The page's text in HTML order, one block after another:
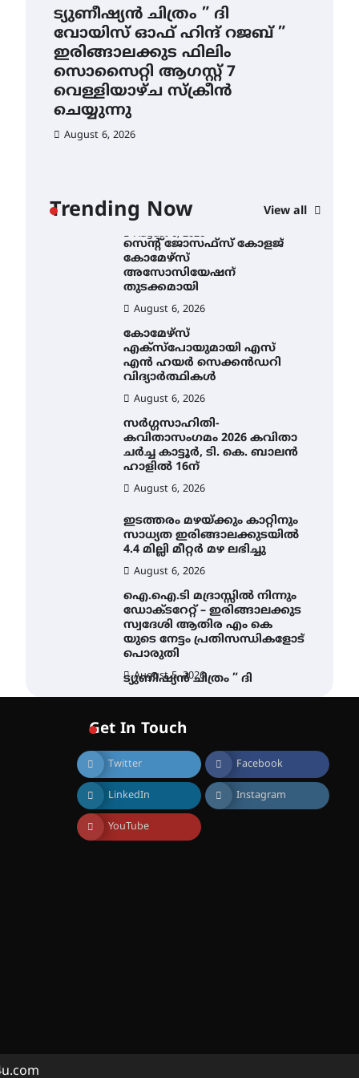
ട്യുണീഷ്യൻ ചിത്രം ” ദി
വോയിസ് ഓഫ് ഹിന്ദ് റജബ് ”
ഇരിങ്ങാലക്കുട ഫിലിം
സൊസൈറ്റി ആഗസ്റ്റ് 7
വെള്ളിയാഴ്ച സ്‌ക്രീൻ
ചെയ്യുന്നു
August 6, 2026
Trending Now View all
4.4 മില്ലി മീറ്റർ മഴ ലഭിച്ചു
August 6, 2026
ഐ.ഐ.ടി മദ്രാസ്സിൽ നിന്നും
ഡോക്ടറേറ്റ് – ഇരിങ്ങാലക്കുട
സ്വദേശി ആതിര എം കെ
യുടെ നേട്ടം പ്രതിസന്ധികളോട്
പൊരുതി
August 5, 2026
ട്യുണീഷ്യൻ ചിത്രം ” ദി
ചെയ്യുന്നു
August 6, 2026
സെന്റ് ജോസഫ്സ് കോളജ്
കോമേഴ്‌സ്
അസോസിയേഷന്
തുടക്കമായി
August 6, 2026
കോമേഴ്സ്
എക്സ്പോയുമായി എസ്
എൻ ഹയർ സെക്കൻഡറി
വിദ്യാർത്ഥികൾ
August 6, 2026
സർഗ്ഗസാഹിതി-
കവിതാസംഗമം 2026 കവിതാ
ചർച്ച കാട്ടൂർ, ടി. കെ. ബാലൻ
ഹാളിൽ 16ന്
August 6, 2026
ഇടത്തരം മഴയ്ക്കും കാറ്റിനും
സാധ്യത ഇരിങ്ങാലക്കുടയിൽ
4.4 മില്ലി മീറ്റർ മഴ ലഭിച്ചു
August 6, 2026
ഐ.ഐ.ടി മദ്രാസ്സിൽ നിന്നും
ഡോക്ടറേറ്റ് – ഇരിങ്ങാലക്കുട
സ്വദേശി ആതിര എം കെ
യുടെ നേട്ടം പ്രതിസന്ധികളോട്
പൊരുതി
August 5, 2026
ട്യുണീഷ്യൻ ചിത്രം ” ദി
സൊസൈറ്റി ആഗസ്റ്റ് 7
വെള്ളിയാഴ്ച സ്‌ക്രീൻ
ചെയ്യുന്നു
August 6, 2026
സെന്റ് ജോസഫ്സ് കോളജ്
കോമേഴ്‌സ്
അസോസിയേഷന്
തുടക്കമായി
Get In Touch
Twitter Facebook
LinkedIn Instagram
YouTube